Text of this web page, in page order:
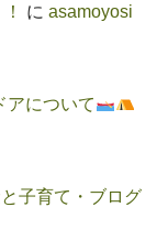
に asamoyosi
アについて
子育て・ブログ